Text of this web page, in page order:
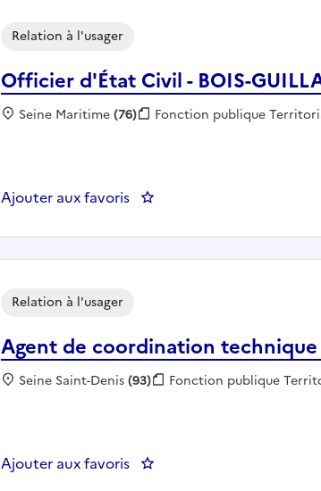
Officier d'État Civil - BOIS-
Relation à l'usager
Localisation :
Seine Maritime(76) Fonction publique :
Fonction publique
Ajouter aux favoris : Officier d'État Civil - BOIS-
Agent de coordination
Relation à l'usager
Localisation :
Seine Saint-Denis(93) Fonction publique :
Fonction publique
Ajouter aux favoris : Agent de coordination